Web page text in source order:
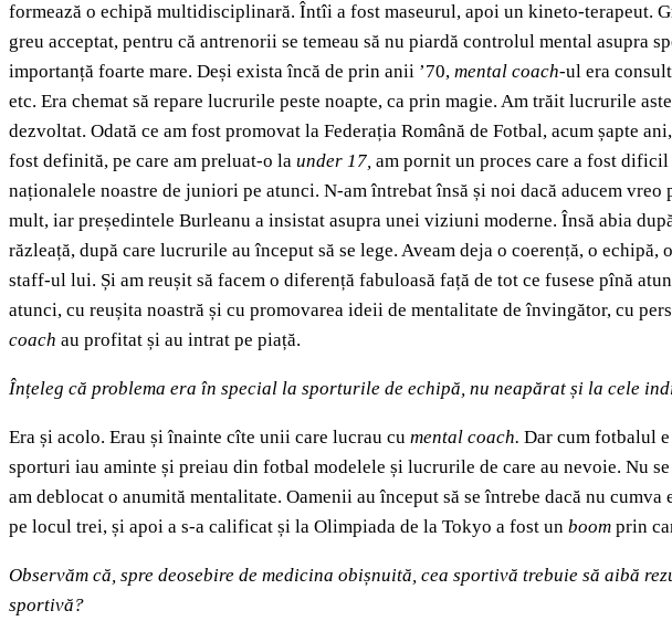
formează o echipă multidisciplinară. Întîi a fost maseurul, apoi un kineto-terapeut.
greu acceptat, pentru că antrenorii se temeau să nu piardă controlul mental asupra
importanță foarte mare. Deși exista încă de prin anii ’70, mental coach-ul era
etc. Era chemat să repare lucrurile peste noapte, ca prin magie. Am trăit lucrurile
dezvoltat. Odată ce am fost promovat la Federația Română de Fotbal, acum șapte
fost definită, pe care am preluat-o la under 17, am pornit un proces care a fost
naționalele noastre de juniori pe atunci. N-am întrebat însă și noi dacă aducem
mult, iar președintele Burleanu a insistat asupra unei viziuni moderne. Însă abia
răzleață, după care lucrurile au început să se lege. Aveam deja o coerență, o
staff-ul lui. Și am reușit să facem o diferență fabuloasă față de tot ce fusese pînă
atunci, cu reușita noastră și cu promovarea ideii de mentalitate de învingător, cu
coach au profitat și au intrat pe piață.
Înțeleg că problema era în special la sporturile de echipă, nu neapărat și la cele
Era și acolo. Erau și înainte cîte unii care lucrau cu mental coach. Dar cum fotbalul
sporturi iau aminte și preiau din fotbal modelele și lucrurile de care au nevoie. Nu
am deblocat o anumită mentalitate. Oamenii au început să se întrebe dacă nu
pe locul trei, și apoi a s-a calificat și la Olimpiada de la Tokyo a fost un boom prin
Observăm că, spre deosebire de medicina obișnuită, cea sportivă trebuie să aibă
sportivă?